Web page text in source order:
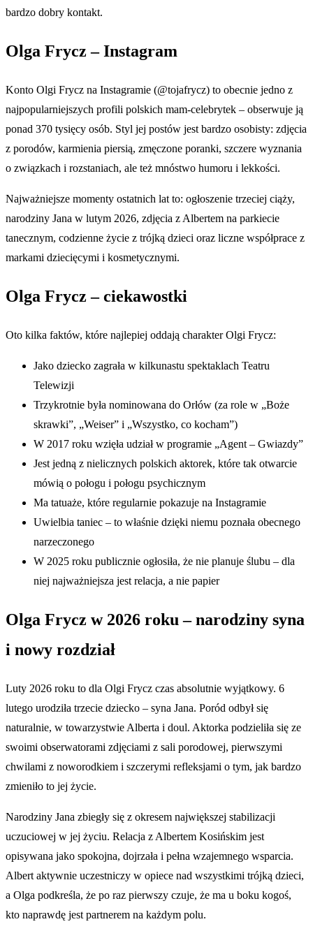
bardzo dobry kontakt.
Olga Frycz – Instagram
Konto Olgi Frycz na Instagramie (@tojafrycz) to obecnie jedno z
najpopularniejszych profili polskich mam-celebrytek – obserwuje ją
ponad 370 tysięcy osób. Styl jej postów jest bardzo osobisty: zdjęcia
z porodów, karmienia piersią, zmęczone poranki, szczere wyznania
o związkach i rozstaniach, ale też mnóstwo humoru i lekkości.
Najważniejsze momenty ostatnich lat to: ogłoszenie trzeciej ciąży,
narodziny Jana w lutym 2026, zdjęcia z Albertem na parkiecie
tanecznym, codzienne życie z trójką dzieci oraz liczne współprace z
markami dziecięcymi i kosmetycznymi.
Olga Frycz – ciekawostki
Oto kilka faktów, które najlepiej oddają charakter Olgi Frycz:
Jako dziecko zagrała w kilkunastu spektaklach Teatru
Telewizji
Trzykrotnie była nominowana do Orłów (za role w „Boże
skrawki”, „Weiser” i „Wszystko, co kocham”)
W 2017 roku wzięła udział w programie „Agent – Gwiazdy”
Jest jedną z nielicznych polskich aktorek, które tak otwarcie
mówią o połogu i połogu psychicznym
Ma tatuaże, które regularnie pokazuje na Instagramie
Uwielbia taniec – to właśnie dzięki niemu poznała obecnego
narzeczonego
W 2025 roku publicznie ogłosiła, że nie planuje ślubu – dla
niej najważniejsza jest relacja, a nie papier
Olga Frycz w 2026 roku – narodziny syna
i nowy rozdział
Luty 2026 roku to dla Olgi Frycz czas absolutnie wyjątkowy. 6
lutego urodziła trzecie dziecko – syna Jana. Poród odbył się
naturalnie, w towarzystwie Alberta i doul. Aktorka podzieliła się ze
swoimi obserwatorami zdjęciami z sali porodowej, pierwszymi
chwilami z noworodkiem i szczerymi refleksjami o tym, jak bardzo
zmieniło to jej życie.
Narodziny Jana zbiegły się z okresem największej stabilizacji
uczuciowej w jej życiu. Relacja z Albertem Kosińskim jest
opisywana jako spokojna, dojrzała i pełna wzajemnego wsparcia.
Albert aktywnie uczestniczy w opiece nad wszystkimi trójką dzieci,
a Olga podkreśla, że po raz pierwszy czuje, że ma u boku kogoś,
kto naprawdę jest partnerem na każdym polu.